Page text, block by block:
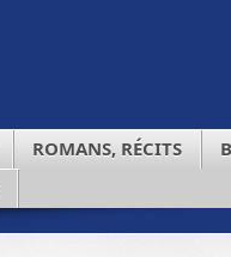
ROMANS, RÉCITS